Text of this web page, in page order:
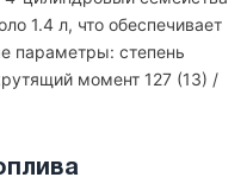
1.4 л, что обеспечивает
параметры: степень
момент 127 (13) /